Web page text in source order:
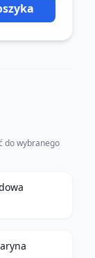
do wybranego